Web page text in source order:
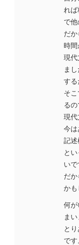
れ
で
だ
時間
現代
ま
する
そ
る
現代
今
記述
と
いで
だ
かも
何が
まい
と
です